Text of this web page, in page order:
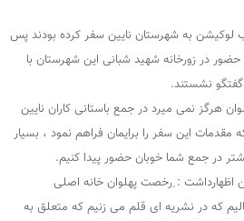
لوکیشن به شهرستان نایین سفر کرده بودند پس
حضور در زورخانه شهید شبانی این شهرستان با
نشستند.
هرگز نمی میرد در جمع باستانی کاران نایین
این سفر را برایمان فراهم نمود ، بسیار
در جمع شما خوبان حضور پیدا کنیم.
اظهارداشت : ِرخصت پهلوان خانه اصلی
که در نشریه ای قلم می زنیم که متعلق به